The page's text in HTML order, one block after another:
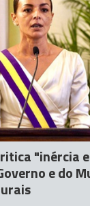
"inércia e
e do